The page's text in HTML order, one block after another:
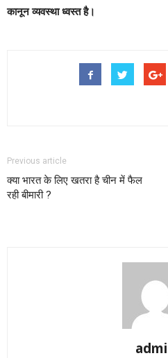
कानून व्यवस्था ध्वस्त है।
Previous article
क्या भारत के लिए खतरा है चीन में फैल
रही बीमारी ?